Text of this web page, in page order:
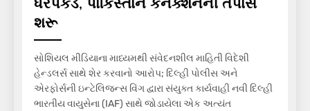
શરૂ
સોશિયલ મીડિયાના માધ્યમથી સંવેદનશીલ માહિતી વિદેશી
હેન્ડલર્સ સાથે શેર કરવાનો આરોપ; દિલ્હી પોલીસ અને
એરફોર્સની ઇન્ટેલિજન્સ વિંગ દ્વારા સંયુક્ત કાર્યવાહી નવી દિલ્હી
ભારતીય વાયુસેના (IAF) સાથે જોડાયેલા એક અત્યંત